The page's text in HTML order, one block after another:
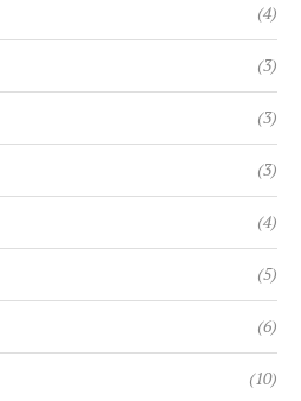
(4)
(3)
(3)
(3)
(4)
(5)
(6)
(10)